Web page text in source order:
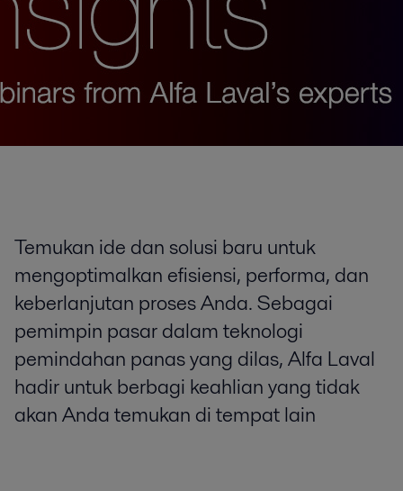
Temukan ide dan solusi baru untuk
mengoptimalkan efisiensi, performa, dan
keberlanjutan proses Anda. Sebagai
pemimpin pasar dalam teknologi
pemindahan panas yang dilas, Alfa Laval
hadir untuk berbagi keahlian yang tidak
akan Anda temukan di tempat lain